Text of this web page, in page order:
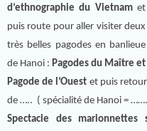
d’ethnographie du Vietnamet
puis route pour aller visiter deux
très belles pagodes en banlieue
de Hanoi : Pagodes du Maître et
Pagode de l’Ouest et puis
de ….. ( spécialité de Hanoi =
Spectacle des marionnettes